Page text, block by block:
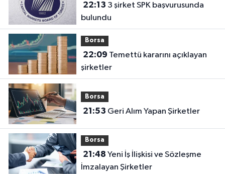
22:13
bulundu
Borsa
22:09
şirketler
Borsa
21:53 Geri Alım Yapan Şirketler
Borsa
21:48
İmzalayan Şirketler